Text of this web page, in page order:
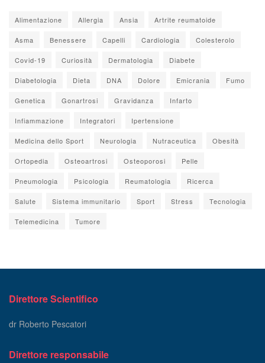
Alimentazione Allergia Ansia Artrite reumatoide
Asma Benessere Capelli Cardiologia Colesterolo
Covid-19 Curiosità Dermatologia Diabete
Diabetologia Dieta DNA Dolore Emicrania Fumo
Genetica Gonartrosi Gravidanza Infarto
Infiammazione Integratori Ipertensione
Medicina dello Sport Neurologia Nutraceutica Obesità
Ortopedia Osteoartrosi Osteoporosi Pelle
Pneumologia Psicologia Reumatologia Ricerca
Salute Sistema immunitario Sport Stress Tecnologia
Telemedicina Tumore
Direttore Scientifico
dr Roberto Pescatori
Direttore responsabile